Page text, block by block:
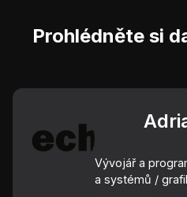
Prohlédněte si
Vývojář a
a systémů /